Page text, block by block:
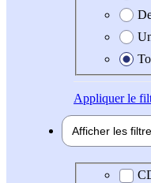
Appliquerle
Afficher les
Type de